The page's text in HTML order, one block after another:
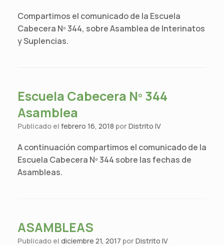
Compartimos el comunicado de la Escuela
Cabecera Nº 344, sobre Asamblea de Interinatos
y Suplencias.
Escuela Cabecera Nº 344
Asamblea
Publicado el febrero 16, 2018 porDistrito IV
A continuación compartimos el comunicado de la
Escuela Cabecera Nº 344 sobre las fechas de
Asambleas.
ASAMBLEAS
Publicado el diciembre 21, 2017 porDistrito IV